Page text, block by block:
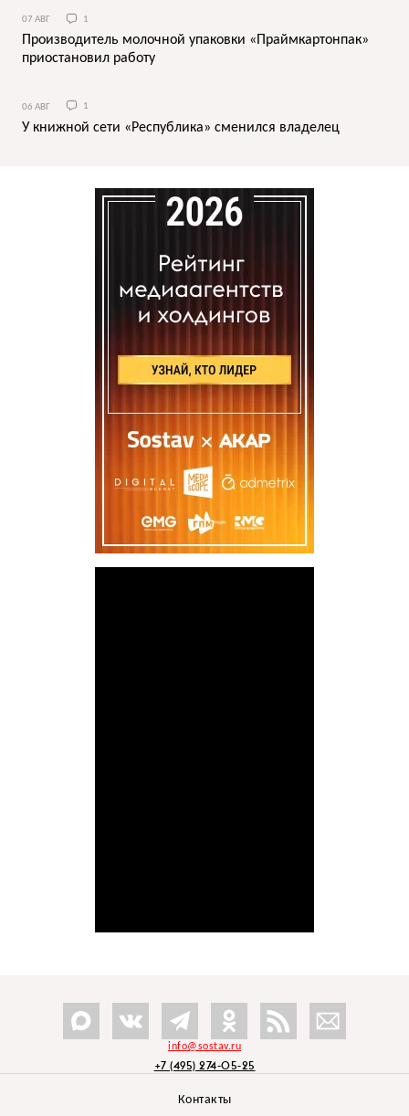
07 АВГ 1
Производитель молочной упаковки «Праймкартонпак»
приостановил работу
06 АВГ 1
У книжной сети «Республика» сменился владелец
info@sostav.ru
+7 (495) 274-05-25
Контакты